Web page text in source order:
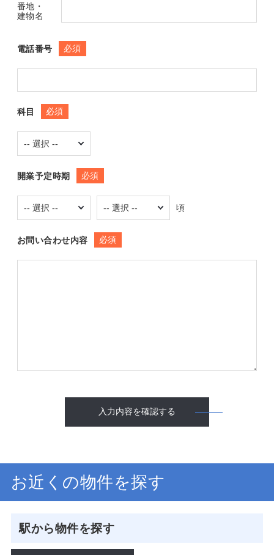
番地・
建物名
電話番号 必須
科目 必須
開業予定時期 必須
頃
お問い合わせ内容 必須
入力内容を確認する
お近くの物件を探す
駅から物件を探す